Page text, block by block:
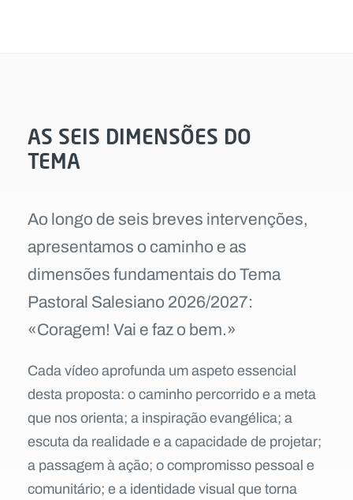
AS SEIS DIMENSÕES DO
TEMA
Ao longo de seis breves intervenções,
apresentamos o caminho e as
dimensões fundamentais do Tema
Pastoral Salesiano 2026/2027:
«Coragem! Vai e faz o bem.»
Cada vídeo aprofunda um aspeto essencial
desta proposta: o caminho percorrido e a meta
que nos orienta; a inspiração evangélica; a
escuta da realidade e a capacidade de projetar;
a passagem à ação; o compromisso pessoal e
comunitário; e a identidade visual que torna